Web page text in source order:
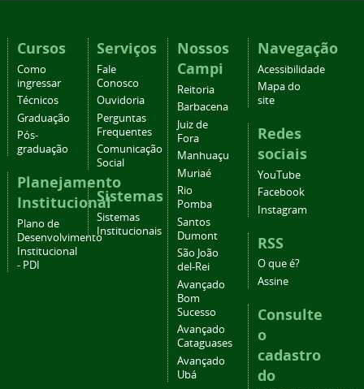
Cursos
Como
ingressar
Técnicos
Graduação
Pós-
graduação
Planejamento
Institucional
Plano de
Desenvolvimento
Institucional
- PDI
Serviços
Fale
Conosco
Ouvidoria
Perguntas
Frequentes
Comunicação
Social
Sistemas
Sistemas
Institucionais
Nossos
Campi
Reitoria
Barbacena
Juiz de
Fora
Manhuaçu
Muriaé
Rio
Pomba
Santos
Dumont
São João
del-Rei
Avançado
Bom
Sucesso
Avançado
Cataguases
Avançado
Ubá
Navegação
Acessibilidade
Mapa do
site
Redes
sociais
YouTube
Facebook
Instagram
RSS
O que é?
Assine
Consulte
o
cadastro
do